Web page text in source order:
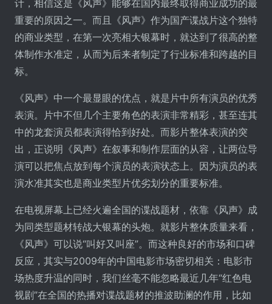
计，相信这是《风声》能够在国内最终取得商业成功的最
重要的原因之一。而且《风声》作为国产谍战片这个独特
的商业类型，在第一次亮相大银幕时，就达到了很高的整
体制作水准定，从而为后来者制定了行业标准和跨越的目
标。
《风声》中一个最显眼的优点，就是片中所有演员的优秀
表演。片中不但几个主要角色的表演非常精彩，甚至连其
中的龙套演员都表演得恰到好处。而影片整体表演的突
出，正说明《风声》在叙事和制作层面的从容，让两位导
演可以把焦点放到每个演员的表演状态上。因为演员的表
演水准其实也是商业类型片优劣划分的重要标准。
在电视屏幕上已经火遍全国的谍战题材，依靠《风声》成
为同类型题材转战大银幕的头炮。就影片整体质量来看，
《风声》可以说“叫好又叫座”。而这种良好的市场和口碑
反应，其实与2009年的中国电影市场密切相关：电影市
场热度升温的同时，我们丝毫不能忽略最近几年“红色电
视剧”在全国的热播对谍战题材的推波助澜的作用，比如